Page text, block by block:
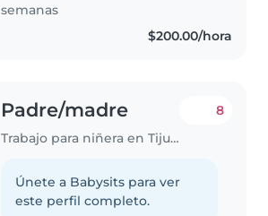
semanas
$200.00/hora
Padre/madre
Trabajo para niñera en Tijuana
8
Únete a Babysits para ver
este perfil completo.